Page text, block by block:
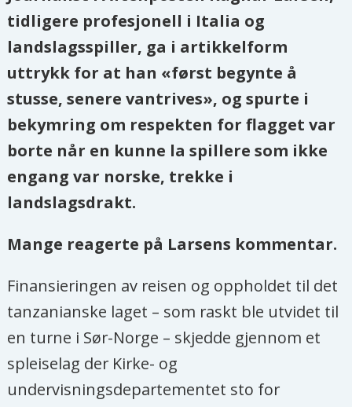
tidligere profesjonell i Italia og
landslagsspiller, ga i artikkelform
uttrykk for at han «først begynte å
stusse, senere vantrives», og spurte i
bekymring om respekten for flagget var
borte når en kunne la spillere som ikke
engang var norske, trekke i
landslagsdrakt.
Mange reagerte på Larsens kommentar.
Finansieringen av reisen og oppholdet til det
tanzanianske laget – som raskt ble utvidet til
en turne i Sør-Norge – skjedde gjennom et
spleiselag der Kirke- og
undervisningsdepartementet sto for